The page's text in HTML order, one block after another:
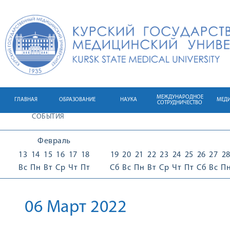
ГЛАВНАЯ ОБРАЗОВАНИЕ НАУКА
МЕЖДУНАРОДНОЕ
СОТРУДНИЧЕСТВО
СОБЫТИЯ
Февраль
13
Вс
14
Пн
15
Вт
16
Ср
17
Чт
18
Пт
19
Сб
20
Вс
21
Пн
22
Вт
23
Ср
24
Чт
25
Пт
26
Сб
27
Вс
28
06 Март 2022